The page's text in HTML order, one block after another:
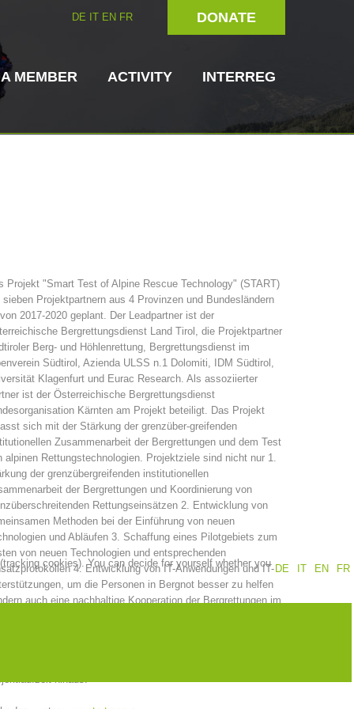
DONATE
DE IT EN FR
Rescue
Board of Management
operations Contact
Annual report
MEMBER
Training
ACTIVITY
Prevention The PEER Group
INTERREG
- START ITAT 4112 - RESYST
Projekt "Smart Test of Alpine Rescue Technology" (START)
sieben Projektpartnern aus 4 Provinzen und Bundesländern
2017-2020 geplant. Der Leadpartner ist der
Bergrettungsdienst Land Tirol, die Projektpartner
Berg- und Höhlenrettung, Bergrettungsdienst im
Südtirol, Azienda ULSS n.1 Dolomiti, IDM Südtirol,
Klagenfurt und Eurac Research. Als assoziierter
ist der Österreichische Bergrettungsdienst
Kärnten am Projekt beteiligt. Das Projekt
sich mit der Stärkung der grenzüber-greifenden
Zusammenarbeit der Bergrettungen und dem Test
alpinen Rettungstechnologien. Projektziele sind nicht nur 1.
der grenzübergreifenden institutionellen
der Bergrettungen und Koordinierung von
Rettungseinsätzen 2. Entwicklung von
Methoden bei der Einführung von neuen
und Abläufen 3. Schaffung eines Pilotgebiets zum
von neuen Technologien und entsprechenden
4. Entwicklung von IT-Anwendungen und IT-
um die Personen in Bergnot besser zu helfen
auch eine nachhaltige Kooperation der Bergrettungen im
hinaus.
DE
IT EN FR
cookies). You can decide for yourself whether you